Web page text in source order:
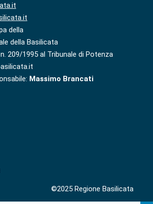
della
della Basilicata
209/1995 al Tribunale di Potenza
Massimo Brancati
©2025 Regione Basilicata